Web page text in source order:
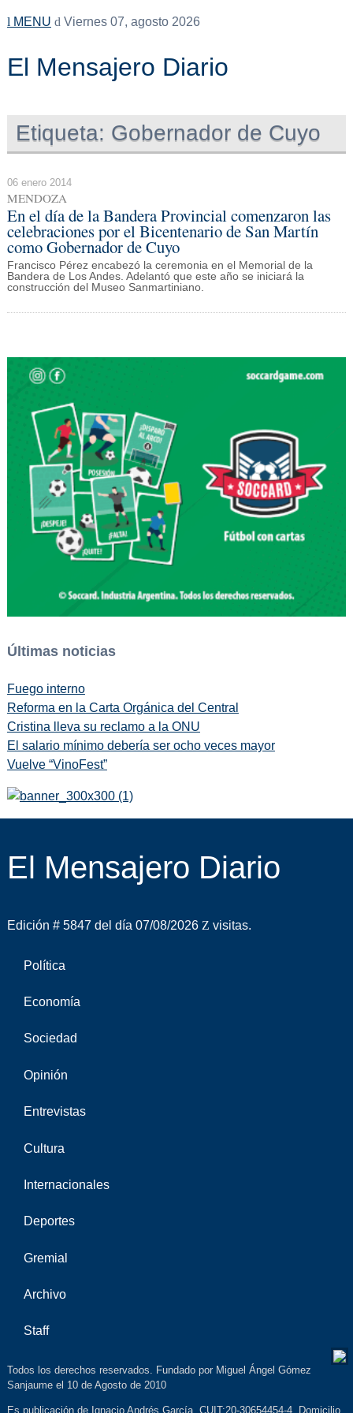
MENU Viernes 07, agosto 2026
El Mensajero Diario
Etiqueta: Gobernador de Cuyo
06 enero 2014
MENDOZA
En el día de la Bandera Provincial comenzaron las
celebraciones por el Bicentenario de San Martín
como Gobernador de Cuyo
Francisco Pérez encabezó la ceremonia en el Memorial de la
Bandera de Los Andes. Adelantó que este año se iniciará la
construcción del Museo Sanmartiniano.
Últimas noticias
Fuego interno
Reforma en la Carta Orgánica del Central
Cristina lleva su reclamo a la ONU
El salario mínimo debería ser ocho veces mayor
Vuelve “VinoFest”
El Mensajero Diario
Edición # 5847 del día 07/08/2026 visitas.
Política
Economía
Sociedad
Opinión
Entrevistas
Cultura
Internacionales
Deportes
Gremial
Archivo
Staff
Todos los derechos reservados. Fundado por Miguel Ángel Gómez
Sanjaume el 10 de Agosto de 2010
Es publicación de Ignacio Andrés García. CUIT:20-30654454-4. Domicilio